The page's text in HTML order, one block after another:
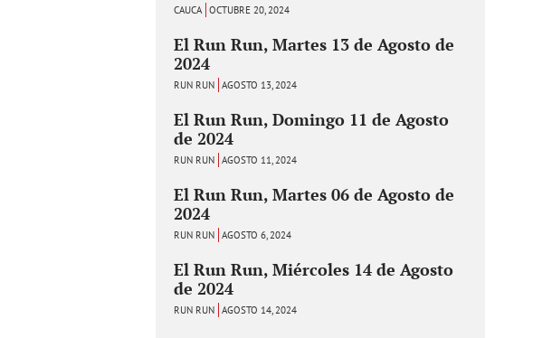
CAUCA OCTUBRE 20, 2024
El Run Run, Martes 13 de Agosto de
2024
RUN RUN AGOSTO 13, 2024
El Run Run, Domingo 11 de Agosto
de 2024
RUN RUN AGOSTO 11, 2024
El Run Run, Martes 06 de Agosto de
2024
RUN RUN AGOSTO 6, 2024
El Run Run, Miércoles 14 de Agosto
de 2024
RUN RUN AGOSTO 14, 2024